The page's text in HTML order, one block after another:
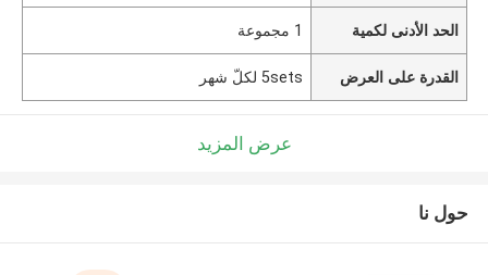
الحد الأدنى لكمية 1 مجموعة
القدرة على العرض 5sets لكلّ شهر
عرض المزيد
حول نا